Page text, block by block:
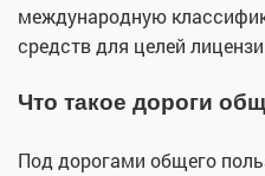
международную
средств для целей
Что такое дороги
Под дорогами общего